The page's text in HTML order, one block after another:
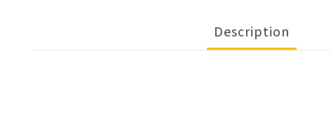
Description